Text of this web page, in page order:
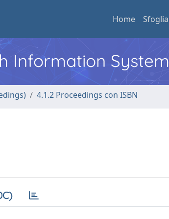
Home Sfoglia
Information System
4.1.2 Proceedings con ISBN